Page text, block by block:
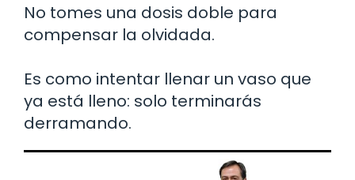
No tomes una dosis doble para
compensar la olvidada.
Es como intentar llenar un vaso que
ya está lleno: solo terminarás
derramando.